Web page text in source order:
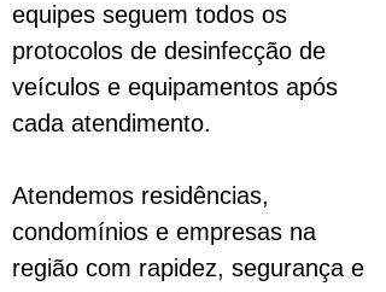
equipes seguem todos os
protocolos de desinfecção de
veículos e equipamentos após
cada atendimento.
Atendemos residências,
condomínios e empresas na
região com rapidez, segurança e